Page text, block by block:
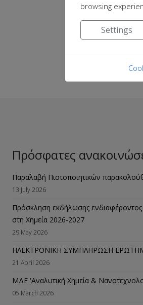
Πρόσφατες
Παραλαβή Πιστοποιητικών
13 July 2026
Πρόσκληση εκδήλωσης
στη Χημεία 2026-2027
29 May 2026
ΗΛΕΚΤΡΟΝΙΚΗ ΣΥΜΠΛΗΡΩΣΗ
21 April 2026
ΜΔΕ 'Αναλυτική Χημεία &
05 March 2026
browsing
Settings